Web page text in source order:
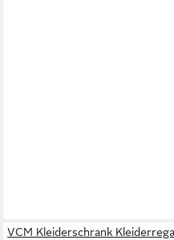
VCM Kleiderschrank